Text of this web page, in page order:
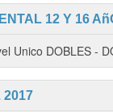
12 Y 16
Unico DOBLES -
2017